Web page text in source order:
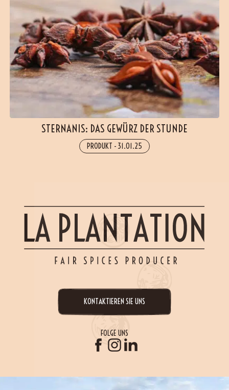
STERNANIS: DAS GEWÜRZ DER STUNDE
PRODUKT - 31.01.25
KONTAKTIEREN SIE UNS
FOLGE UNS